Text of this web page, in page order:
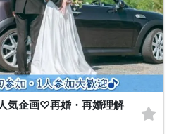
気企画♡再婚・再婚理解